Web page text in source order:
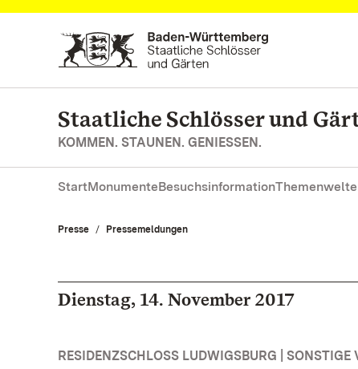
Zum Hauptinhalt springen
Staatliche Schlösser und
KOMMEN. STAUNEN. GENIESSEN.
StartMonumenteBesuchsinformation
Presse Pressemeldungen
Dienstag, 14. November 2017
RESIDENZSCHLOSS LUDWIGSBURG | SONSTIGE